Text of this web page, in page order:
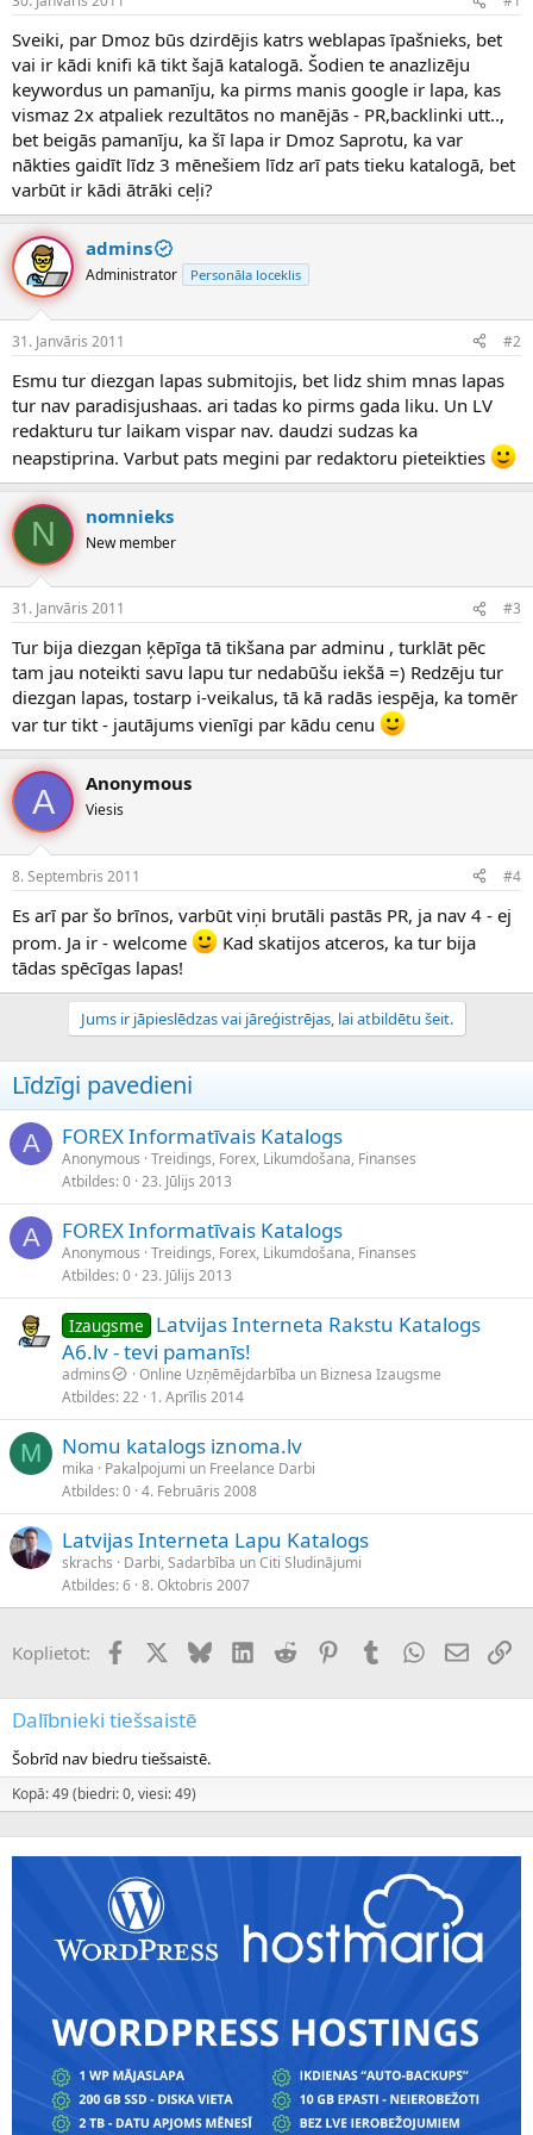
n
u
z
s
ā
c
ē
s
a
u
m
s
Sveiki, par Dmoz būs dzirdējis katrs weblapas īpašnieks, bet
vai ir kādi knifi kā tikt šajā katalogā. Šodien te anazlizēju
keywordus un pamanīju, ka pirms manis google ir lapa, kas
vismaz 2x atpaliek rezultātos no manējās - PR,backlinki utt..,
bet beigās pamanīju, ka šī lapa ir Dmoz Saprotu, ka var
nākties gaidīt līdz 3 mēnešiem līdz arī pats tieku katalogā, bet
varbūt ir kādi ātrāki ceļi?
admins
Administrator Personāla loceklis
31. Janvāris 2011 #2
Esmu tur diezgan lapas submitojis, bet lidz shim mnas lapas
tur nav paradisjushaas. ari tadas ko pirms gada liku. Un LV
redakturu tur laikam vispar nav. daudzi sudzas ka
neapstiprina. Varbut pats megini par redaktoru pieteikties
N nomnieks
New member
31. Janvāris 2011 #3
Tur bija diezgan ķēpīga tā tikšana par adminu , turklāt pēc
tam jau noteikti savu lapu tur nedabūšu iekšā =) Redzēju tur
diezgan lapas, tostarp i-veikalus, tā kā radās iespēja, ka tomēr
var tur tikt - jautājums vienīgi par kādu cenu
A Anonymous
Viesis
8. Septembris 2011 #4
Es arī par šo brīnos, varbūt viņi brutāli pastās PR, ja nav 4 - ej
prom. Ja ir - welcome
Kad skatijos atceros, ka tur bija
tādas spēcīgas lapas!
Jums ir jāpieslēdzas vai jāreģistrējas, lai atbildētu šeit.
Līdzīgi pavedieni
A FOREX Informatīvais Katalogs
Anonymous Treidings, Forex, Likumdošana, Finanses
Atbildes 0 23. Jūlijs 2013
A FOREX Informatīvais Katalogs
Anonymous Treidings, Forex, Likumdošana, Finanses
Atbildes 0 23. Jūlijs 2013
Izaugsme
Latvijas Interneta Rakstu Katalogs
A6.lv - tevi pamanīs!
admins
Online Uzņēmējdarbība un Biznesa Izaugsme
Atbildes 22 1. Aprīlis 2014
M Nomu katalogs iznoma.lv
mika
Pakalpojumi un Freelance Darbi
Atbildes 0 4. Februāris 2008
Latvijas Interneta Lapu Katalogs
skrachs
Darbi, Sadarbība un Citi Sludinājumi
Atbildes 6 8. Oktobris 2007
Koplietot: FacebookX (Twitter)
BlueskyLinkedInReddit PinterestTumblrWhatsApp
E-pasts
Dalībnieki tiešsaistē
Šobrīd nav biedru tiešsaistē.
Kopā: 49 (biedri: 0, viesi: 49)